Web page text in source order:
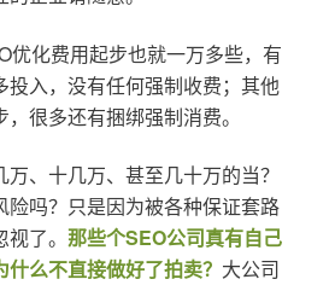
优化费用起步也就一万多些，有
投入，没有任何强制收费；其他
很多还有捆绑强制消费。
、十几万、甚至几十万的当？
险吗？只是因为被各种保证套路
了。 那些个SEO公司真有自己
么不直接做好了拍卖？ 大公司